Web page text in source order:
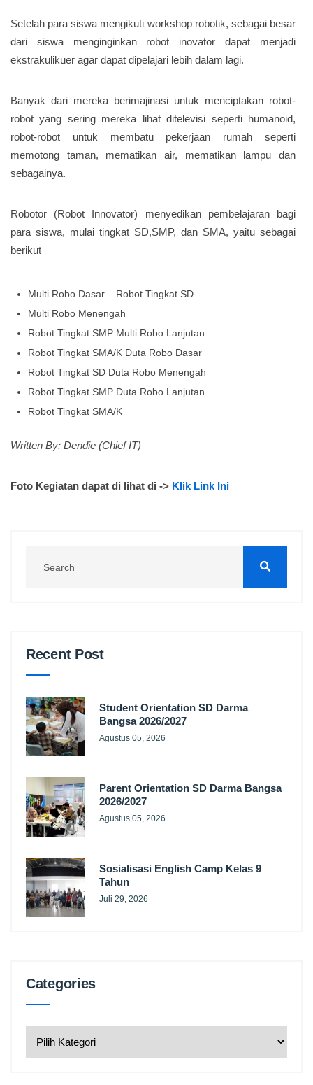
Setelah para siswa mengikuti workshop robotik, sebagai besar
dari siswa menginginkan robot inovator dapat menjadi
ekstrakulikuer agar dapat dipelajari lebih dalam lagi.
Banyak dari mereka berimajinasi untuk menciptakan robot-
robot yang sering mereka lihat ditelevisi seperti humanoid,
robot-robot untuk membatu pekerjaan rumah seperti
memotong taman, mematikan air, mematikan lampu dan
sebagainya.
Robotor (Robot Innovator) menyedikan pembelajaran bagi
para siswa, mulai tingkat SD,SMP, dan SMA, yaitu sebagai
berikut
Multi Robo Dasar – Robot Tingkat SD
Multi Robo Menengah
Robot Tingkat SMP Multi Robo Lanjutan
Robot Tingkat SMA/K Duta Robo Dasar
Robot Tingkat SD Duta Robo Menengah
Robot Tingkat SMP Duta Robo Lanjutan
Robot Tingkat SMA/K
Written By: Dendie (Chief IT)
Foto Kegiatan dapat di lihat di -> Klik Link Ini
Recent Post
Student Orientation SD Darma
Bangsa 2026/2027
Agustus 05, 2026
Parent Orientation SD Darma Bangsa
2026/2027
Agustus 05, 2026
Sosialisasi English Camp Kelas 9
Tahun
Juli 29, 2026
Categories